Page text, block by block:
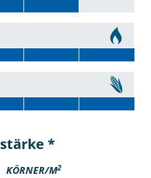
*
KÖRNER/M2